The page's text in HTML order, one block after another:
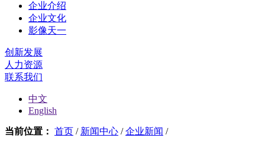
企业介绍
企业文化
影像天一
创新发展
人力资源
联系我们
中文
English
当前位置： 首页 / 新闻中心 / 企业新闻 /